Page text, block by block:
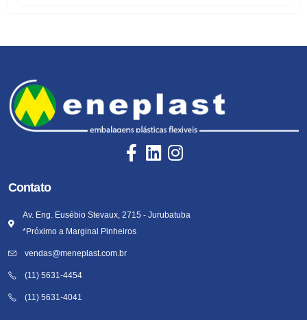
Contato
Av. Eng. Eusébio Stevaux, 2715 - Jurubatuba
*Próximo a Marginal Pinheiros
vendas@meneplast.com.br
(11) 5631-4454
(11) 5631-4041